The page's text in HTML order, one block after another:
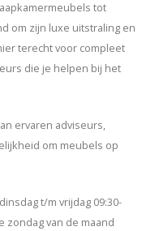
tot
om zijn luxe uitstraling en
terecht voor compleet
die je helpen bij het
ervaren adviseurs,
om meubels op
t/m vrijdag 09:30-
zondag van de maand